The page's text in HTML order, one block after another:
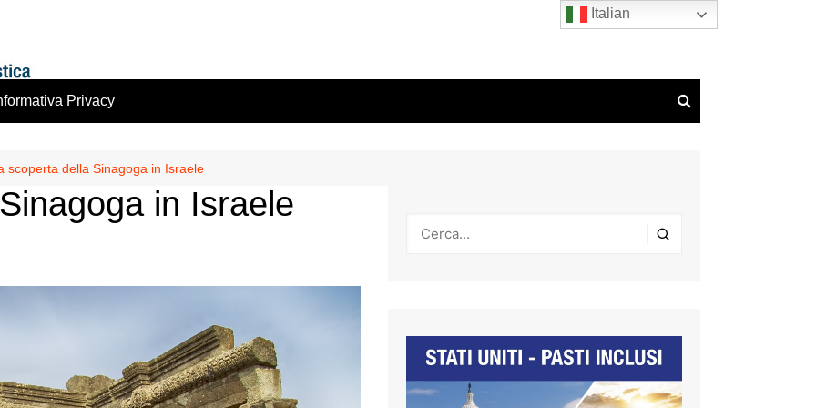
Privacy
scoperta della Sinagoga in Israele
in Israele
Italian